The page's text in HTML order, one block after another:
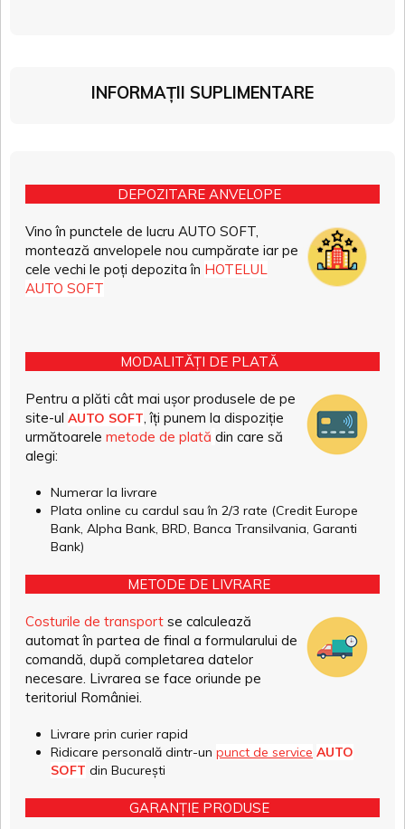
INFORMAȚII SUPLIMENTARE
DEPOZITARE ANVELOPE
Vino în punctele de lucru AUTO SOFT,
montează anvelopele nou cumpărate iar pe
cele vechi le poți depozita în HOTELUL
AUTO SOFT
MODALITĂȚI DE PLATĂ
Pentru a plăti cât mai ușor produsele de pe
site-ul AUTO SOFT, îți punem la dispoziție
următoarele metode de plată din care să
alegi:
Numerar la livrare
Plata online cu cardul sau în 2/3 rate (Credit Europe
Bank, Alpha Bank, BRD, Banca Transilvania, Garanti
Bank)
METODE DE LIVRARE
Costurile de transport se calculează
automat în partea de final a formularului de
comandă, după completarea datelor
necesare. Livrarea se face oriunde pe
teritoriul României.
Livrare prin curier rapid
Ridicare personală dintr-un punct de service AUTO
SOFT din București
GARANȚIE PRODUSE